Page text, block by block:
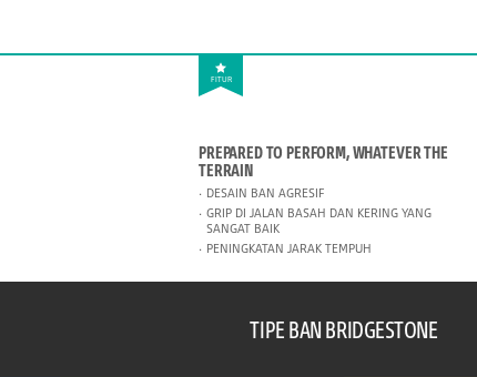
FITUR
PREPARED TO PERFORM, WHATEVER THE
TERRAIN
DESAIN BAN AGRESIF
GRIP DI JALAN BASAH DAN KERING YANG
SANGAT BAIK
PENINGKATAN JARAK TEMPUH
TIPE BAN BRIDGESTONE